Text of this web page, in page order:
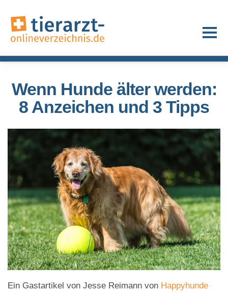
Wenn Hunde älter werden:
8 Anzeichen und 3 Tipps
Ein Gastartikel von Jesse Reimann von Happyhunde